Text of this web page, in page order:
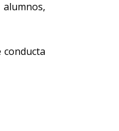
conducta